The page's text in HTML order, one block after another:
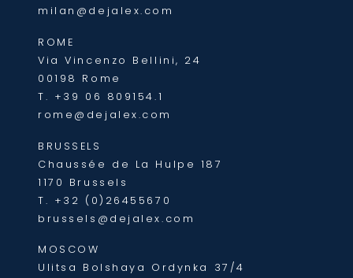
milan@dejalex.com
ROME
Via Vincenzo Bellini, 24
00198 Rome
T. +39 06 809154.1
rome@dejalex.com
BRUSSELS
Chaussée de La Hulpe 187
1170 Brussels
T. +32 (0)26455670
brussels@dejalex.com
MOSCOW
Ulitsa Bolshaya Ordynka 37/4